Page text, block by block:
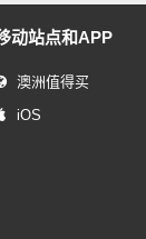
动站点和APP
澳洲值得买
iOS